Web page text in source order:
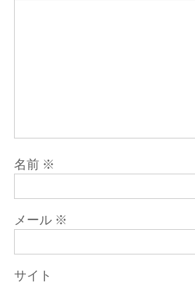
名前 ※
メール ※
サイト